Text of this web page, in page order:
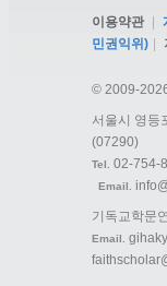
이용약관
민권익위)
© 2009-
서울시 영등
(07290)
Tel. 02-754-
Email.
기독교학문
Email.